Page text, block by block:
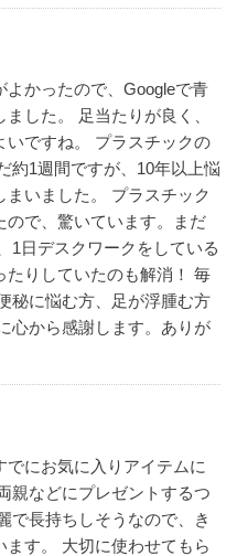
かったので、Googleで青
した。
足当たりが良く、
ですね。
プラスチックの
約1週間ですが、10年以上悩
いました。
プラスチック
ので、驚いています。まだ
1日デスクワークをしている
りしていたのも解消！ 毎
秘に悩む方、足が浮腫む方
心から感謝します。ありが
にお気に入りアイテムに
親などにプレゼントするつ
で長持ちしそうなので、き
す。
大切に使わせてもら